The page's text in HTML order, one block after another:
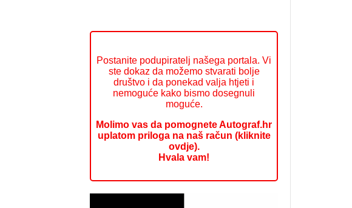
Postanite podupiratelj našega portala. Vi
ste dokaz da možemo stvarati bolje
društvo i da ponekad valja htjeti i
nemoguće kako bismo dosegnuli
moguće.
Molimo vas da pomognete Autograf.hr
uplatom priloga na naš račun (kliknite
ovdje).
Hvala vam!